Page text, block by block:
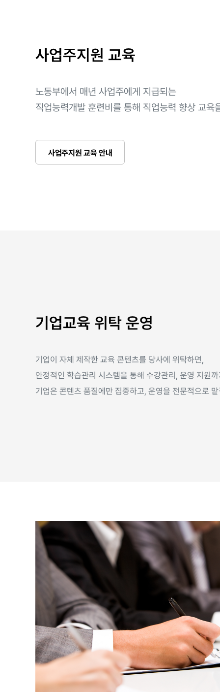
사업주지원 교육
노동부에서 매년 사업주에게 지급되는
직업능력개발 훈련비를 통해 직업능력 향상 교육
사업주지원 교육 안내
기업교육 위탁 운영
기업이 자체 제작한 교육 콘텐츠를 당사에 위탁하면,
안정적인 학습관리 시스템을 통해 수강관리, 운영 지원
기업은 콘텐츠 품질에만 집중하고, 운영을 전문적으로